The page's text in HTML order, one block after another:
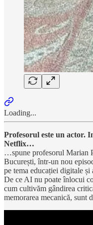
Loading...
Profesorul este un actor.
Netflix…
…spune profesorul Marian
București, într-un nou
pe tema educației digitale și
De ce AI nu poate înlocui
cum cultivăm gândirea
memorarea mecanică, sunt